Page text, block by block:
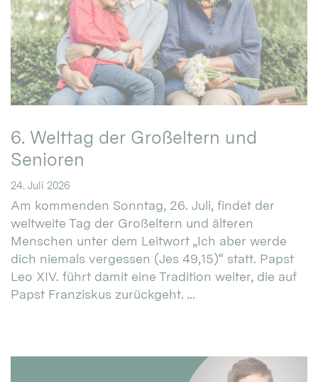
6. Welttag der Großeltern und
Senioren
24. Juli 2026
Am kommenden Sonntag, 26. Juli, findet der
weltweite Tag der Großeltern und älteren
Menschen unter dem Leitwort „Ich aber werde
dich niemals vergessen (Jes 49,15)“ statt. Papst
Leo XIV. führt damit eine Tradition weiter, die auf
Papst Franziskus zurückgeht. ...